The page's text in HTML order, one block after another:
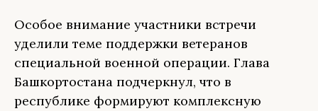
Особое внимание участники встречи
уделили теме поддержки ветеранов
специальной военной операции. Глава
Башкортостана подчеркнул, что в
республике формируют комплексную